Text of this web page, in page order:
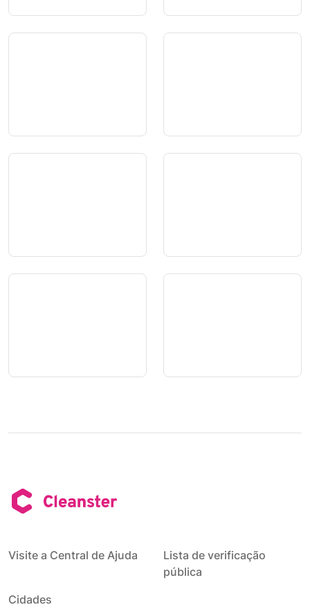
Visite a Central de Ajuda
Lista de verificação
pública
Cidades